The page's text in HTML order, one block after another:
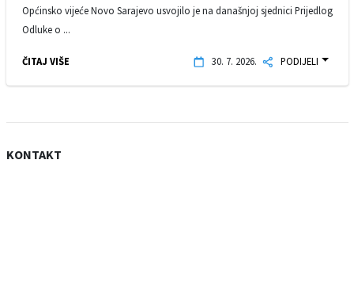
Općinsko vijeće Novo Sarajevo usvojilo je na današnjoj sjednici Prijedlog
Odluke o ...
ČITAJ VIŠE 30. 7. 2026. PODIJELI
KONTAKT